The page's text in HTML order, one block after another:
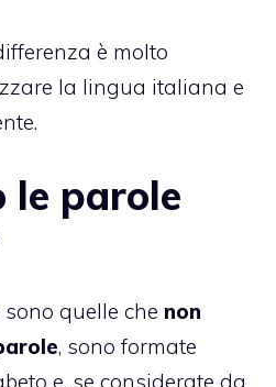
è molto
la lingua italiana e
le parole
sono quelle che non
, sono formate